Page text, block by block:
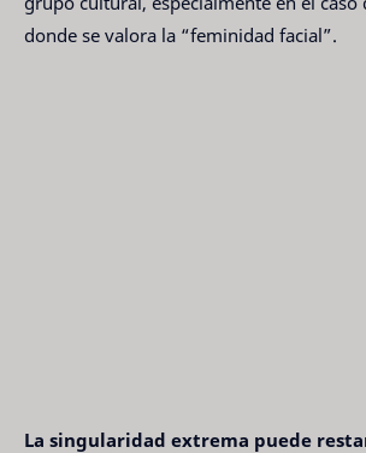
donde se valora la “feminidad facial”.
La singularidad extrema puede